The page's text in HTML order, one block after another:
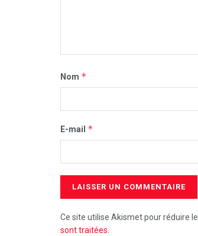
Nom *
E-mail *
Ce site utilise Akismet pour réduire
sont traitées.